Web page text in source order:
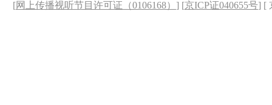
[网上传播视听节目许可证（0106168） ] [京ICP证040655号] [